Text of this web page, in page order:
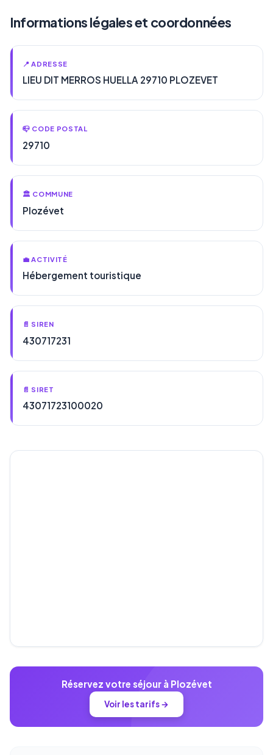
Informations légales et coordonnées
📍 ADRESSE
LIEU DIT MERROS HUELLA 29710 PLOZEVET
📪 CODE POSTAL
29710
🏛️ COMMUNE
Plozévet
💼 ACTIVITÉ
Hébergement touristique
📄 SIREN
430717231
📄 SIRET
43071723100020
Réservez votre séjour à Plozévet
Voir les tarifs →